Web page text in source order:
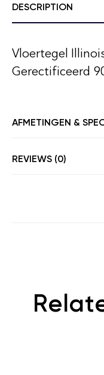
DESCRIPTION
Vloertegel
Gerectificeerd
AFMETINGEN &
REVIEWS (0)